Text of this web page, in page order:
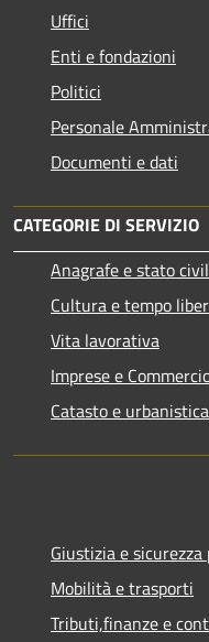
Uffici
Enti e fondazioni
Politici
Personale
Documenti e dati
CATEGORIE DI SERVIZIO
Anagrafe e stato
Cultura e tempo
Vita lavorativa
Imprese e
Catasto e urbanistica
Giustizia e sicurezza
Mobilità e trasporti
Tributi,finanze e